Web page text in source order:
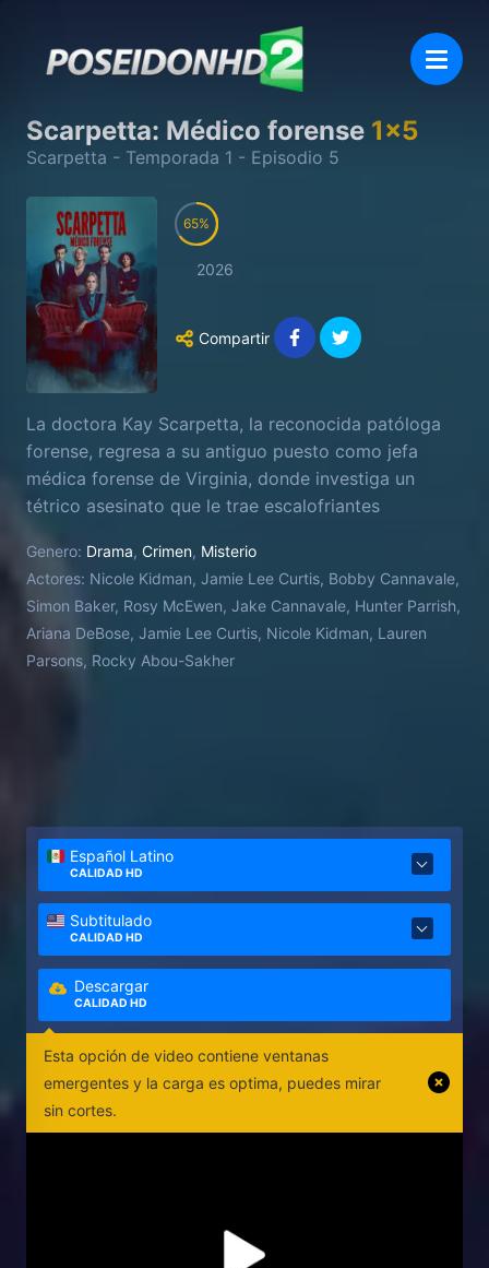
Scarpetta: Médico forense 1x5
Scarpetta - Temporada 1 - Episodio 5
65
2026
Compartir
La doctora Kay Scarpetta, la reconocida patóloga
forense, regresa a su antiguo puesto como jefa
médica forense de Virginia, donde investiga un
tétrico asesinato que le trae escalofriantes
Scarpetta trabaja al lado del detective Pete Marino
y del agente del FBI Benton Wesley en la
investigación de una serie de brutales
estrangulamientos.
Genero: Drama, Crimen, Misterio
Actores: Nicole Kidman, Jamie Lee Curtis, Bobby Cannavale,
Simon Baker, Rosy McEwen, Jake Cannavale, Hunter Parrish,
Ariana DeBose, Jamie Lee Curtis, Nicole Kidman, Lauren
Parsons, Rocky Abou-Sakher
Español Latino
CALIDAD HD
Subtitulado
CALIDAD HD
Descargar
CALIDAD HD
Esta opción de video contiene ventanas
emergentes y la carga es optima, puedes mirar
sin cortes.